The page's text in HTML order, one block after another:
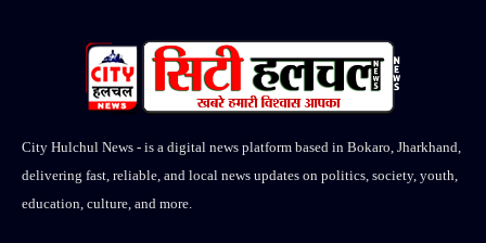
City Hulchul News - is a digital news platform based in Bokaro, Jharkhand,
delivering fast, reliable, and local news updates on politics, society, youth,
education, culture, and more.